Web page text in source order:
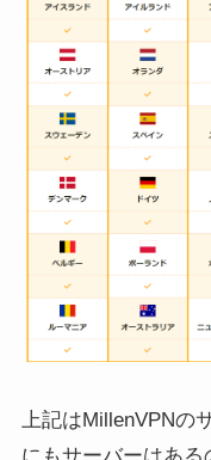
上記はMillenVPNの